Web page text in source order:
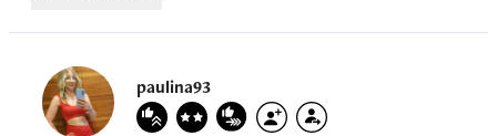
paulina93